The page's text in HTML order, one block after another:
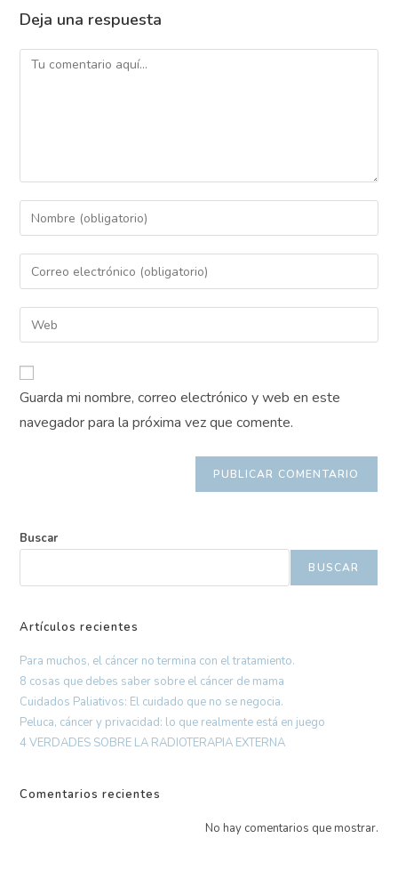
Deja una respuesta
Comentario
Introduce
tu
nombre
de
usuario
para
comentar
Introduce
tu
dirección
de
electrónico
para
comentar
Introduce
la
URL
de
tu
web
Guarda mi nombre, correo electrónico y web en este
navegador para la próxima vez que comente.
Buscar
BUSCAR
Artículos recientes
Para muchos, el cáncer no termina con el tratamiento.
8 cosas que debes saber sobre el cáncer de mama
Cuidados Paliativos: El cuidado que no se negocia.
Peluca, cáncer y privacidad: lo que realmente está en juego
4 VERDADES SOBRE LA RADIOTERAPIA EXTERNA
Comentarios recientes
No hay comentarios que mostrar.